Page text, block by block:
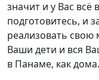
значит и у Вас всё
подготовитесь, и
реализовать свою
Ваши дети и вся
в Панаме, как дома.